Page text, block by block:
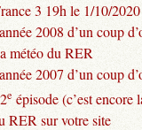
3 19h le 1/10/2020
2008 d’un coup
météo du RER
2007 d’un coup
e épisode (c’est
RER sur votre site